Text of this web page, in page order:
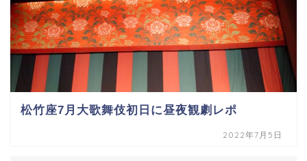
松竹座7月大歌舞伎初日に昼夜観劇レポ
2022年7月5日